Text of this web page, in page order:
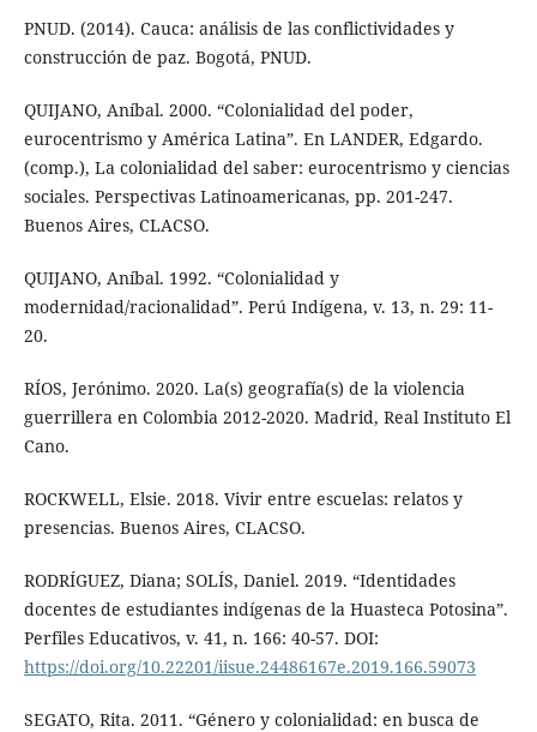
PNUD. (2014). Cauca: análisis de las conflictividades y
construcción de paz. Bogotá, PNUD.
QUIJANO, Aníbal. 2000. “Colonialidad del poder,
eurocentrismo y América Latina”. En LANDER, Edgardo.
(comp.), La colonialidad del saber: eurocentrismo y ciencias
sociales. Perspectivas Latinoamericanas, pp. 201-247.
Buenos Aires, CLACSO.
QUIJANO, Aníbal. 1992. “Colonialidad y
modernidad/racionalidad”. Perú Indígena, v. 13, n. 29: 11-
20.
RÍOS, Jerónimo. 2020. La(s) geografía(s) de la violencia
guerrillera en Colombia 2012-2020. Madrid, Real Instituto El
Cano.
ROCKWELL, Elsie. 2018. Vivir entre escuelas: relatos y
presencias. Buenos Aires, CLACSO.
RODRÍGUEZ, Diana; SOLÍS, Daniel. 2019. “Identidades
docentes de estudiantes indígenas de la Huasteca Potosina”.
Perfiles Educativos, v. 41, n. 166: 40-57. DOI:
https://doi.org/10.22201/iisue.24486167e.2019.166.59073
SEGATO, Rita. 2011. “Género y colonialidad: en busca de